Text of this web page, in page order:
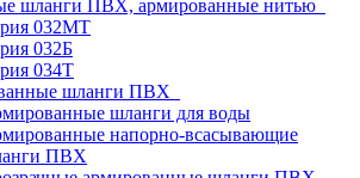
шланги ПВХ, армированные нитью
032МТ
032Б
034Т
шланги ПВХ
шланги для воды
напорно-всасывающие
ПВХ